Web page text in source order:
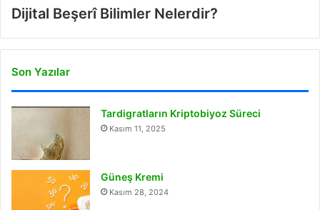
Dijital Beşerî Bilimler Nelerdir?
Son Yazılar
Tardigratların Kriptobiyoz Süreci
Kasım 11, 2025
Güneş Kremi
Kasım 28, 2024